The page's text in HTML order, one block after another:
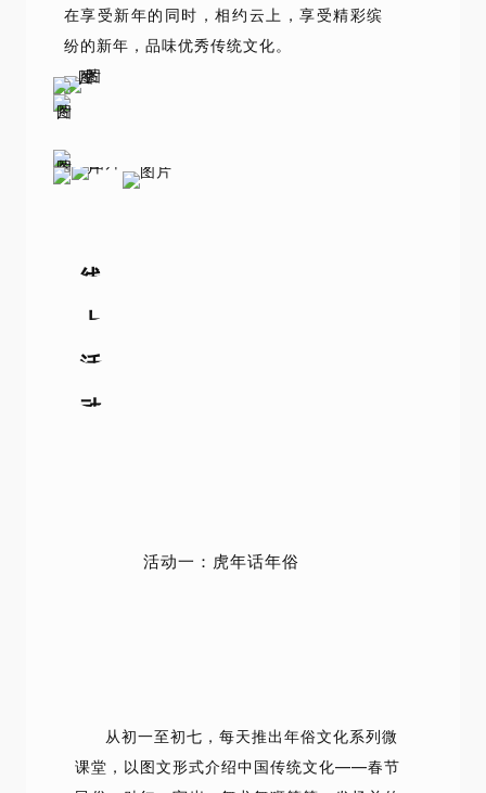
在享受新年的同时，相约云上，享受精彩缤
纷的新年，品味优秀传统文化。
线
上
活
动
活动一：虎年话年俗
从初一至初七，每天推出年俗文化系列微
课堂，以图文形式介绍中国传统文化——春节